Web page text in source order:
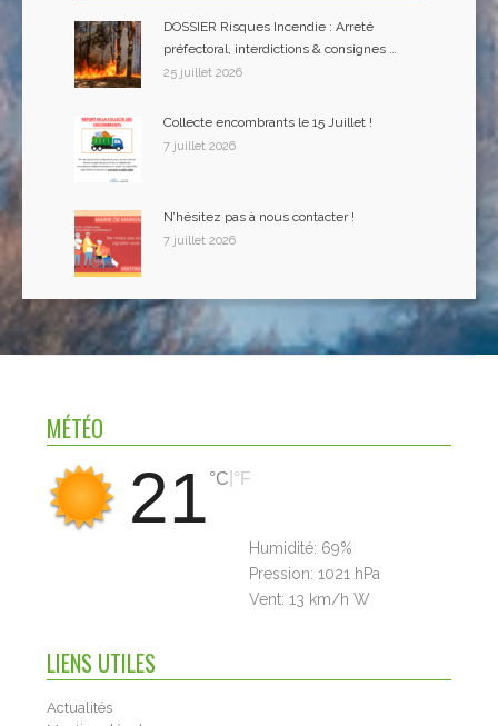
DOSSIER Risques Incendie : Arreté
préfectoral, interdictions & consignes …
25 juillet 2026
Collecte encombrants le 15 Juillet !
7 juillet 2026
N’hésitez pas à nous contacter !
7 juillet 2026
MÉTÉO
21 °C °F
Humidité: 69%
Pression: 1021 hPa
Vent: 13 km/h W
LIENS UTILES
Actualités